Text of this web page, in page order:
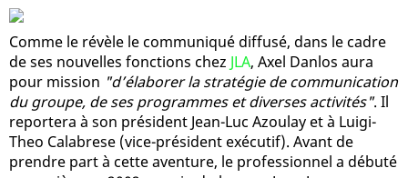
Comme le révèle le communiqué diffusé, dans le cadre
de ses nouvelles fonctions chez JLA, Axel Danlos aura
pour mission "d’élaborer la stratégie de communication
du groupe, de ses programmes et diverses activités". Il
reportera à son président Jean-Luc Azoulay et à Luigi-
Theo Calabrese (vice-président exécutif). Avant de
prendre part à cette aventure, le professionnel a débuté